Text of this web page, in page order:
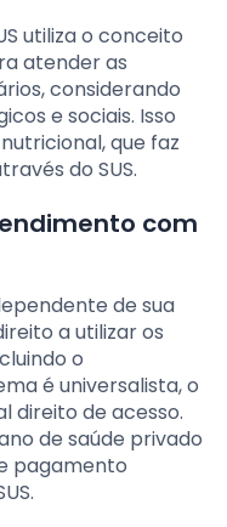
utiliza o conceito
atender as
considerando
e sociais. Isso
que faz
do SUS.
com
de sua
a utilizar os
o
é universalista, o
direito de acesso.
de saúde privado
pagamento